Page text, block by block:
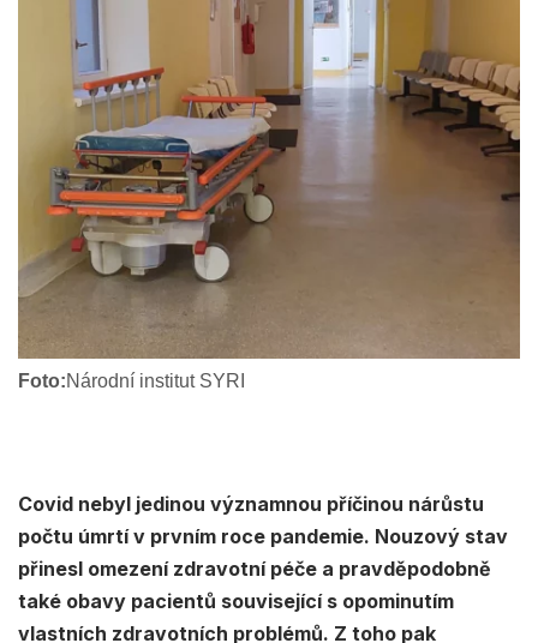
Foto:Národní institut SYRI
Covid nebyl jedinou významnou příčinou nárůstu
počtu úmrtí v prvním roce pandemie. Nouzový stav
přinesl omezení zdravotní péče a pravděpodobně
také obavy pacientů související s opominutím
vlastních zdravotních problémů. Z toho pak